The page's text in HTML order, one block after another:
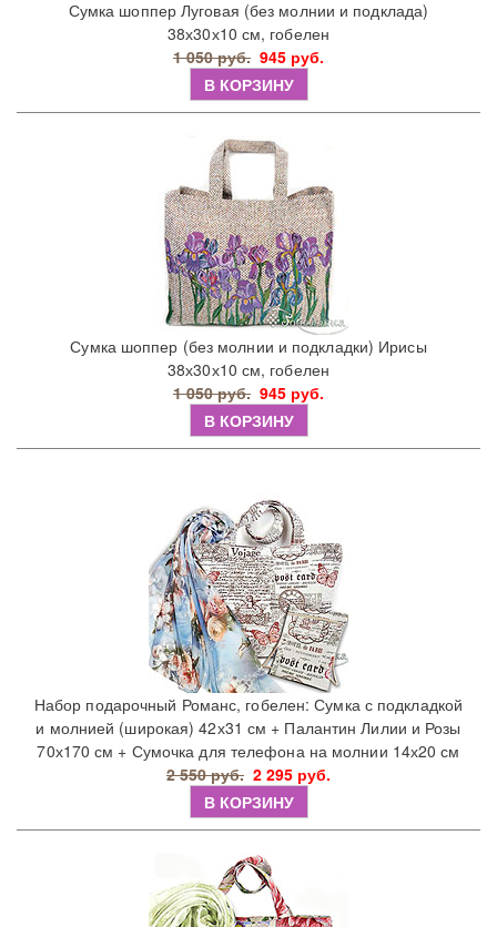
Сумка шоппер Луговая (без молнии и подклада)
38х30х10 см, гобелен
1 050 руб. 945 руб.
В КОРЗИНУ
Сумка шоппер (без молнии и подкладки) Ирисы
38х30х10 см, гобелен
1 050 руб. 945 руб.
В КОРЗИНУ
Набор подарочный Романс, гобелен: Сумка с подкладкой
и молнией (широкая) 42х31 см + Палантин Лилии и Розы
70х170 см + Сумочка для телефона на молнии 14х20 см
2 550 руб. 2 295 руб.
В КОРЗИНУ